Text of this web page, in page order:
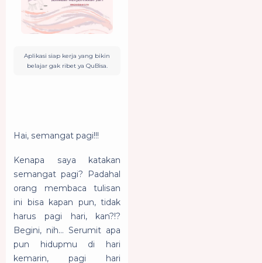
Aplikasi siap kerja yang bikin
belajar gak ribet ya QuBisa.
Hai, semangat pagi!!!
Kenapa saya katakan
semangat pagi? Padahal
orang membaca tulisan
ini bisa kapan pun, tidak
harus pagi hari, kan?!?
Begini, nih... Serumit apa
pun hidupmu di hari
kemarin, pagi hari